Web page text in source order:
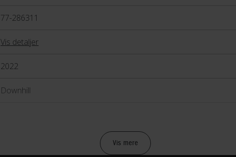
77-286311
Vis detaljer
2022
Downhill
Hydraulisk skivebremse Shimano BR-MT520 4 piston
Vis mere